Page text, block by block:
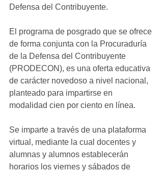
Defensa del Contribuyente.
El programa de posgrado que se ofrece
de forma conjunta con la Procuraduría
de la Defensa del Contribuyente
(PRODECON), es una oferta educativa
de carácter novedoso a nivel nacional,
planteado para impartirse en
modalidad cien por ciento en línea.
Se imparte a través de una plataforma
virtual, mediante la cual docentes y
alumnas y alumnos establecerán
horarios los viernes y sábados de